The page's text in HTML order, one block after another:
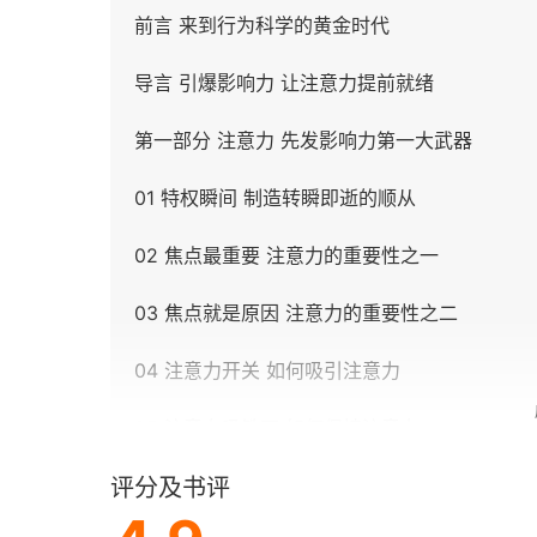
前言 来到行为科学的黄金时代
导言 引爆影响力 让注意力提前就绪
第一部分 注意力 先发影响力第一大武器
01 特权瞬间 制造转瞬即逝的顺从
02 焦点最重要 注意力的重要性之一
03 焦点就是原因 注意力的重要性之二
04 注意力开关 如何吸引注意力
第二部分 联想 先发影响力第二大武器
评分及书评